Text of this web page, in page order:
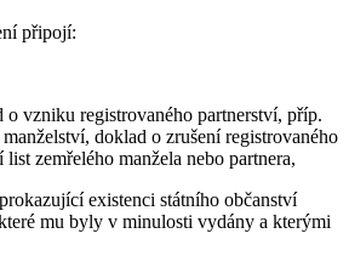
připojí:
o vzniku registrovaného partnerství, příp.
doklad o zrušení registrovaného
zemřelého manžela nebo partnera,
existenci státního občanství
mu byly v minulosti vydány a kterými